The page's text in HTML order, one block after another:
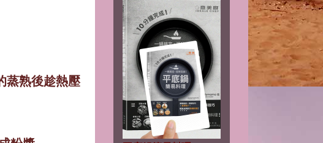
蒸熟後趁熱壓